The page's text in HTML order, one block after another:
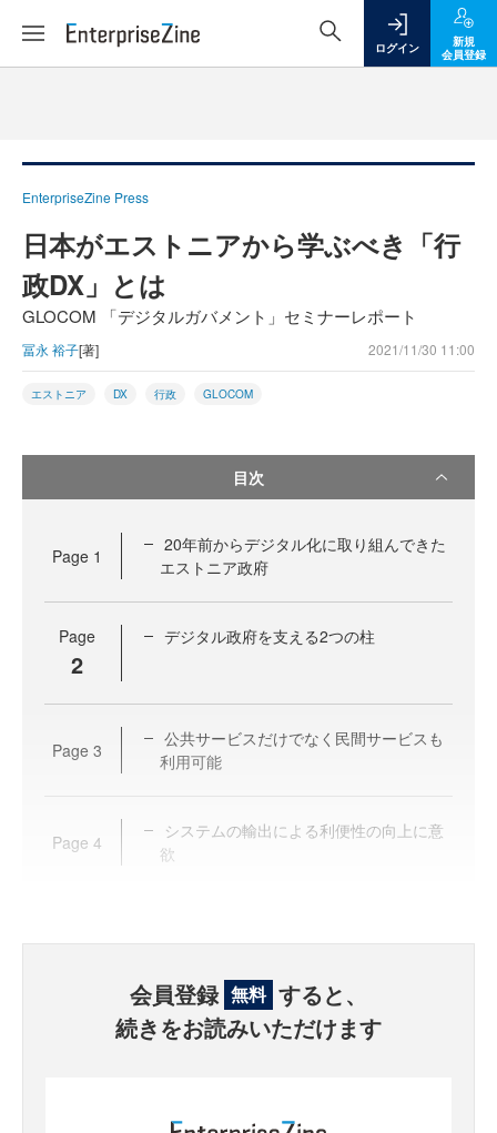
ログイン
新規
会員登録
EnterpriseZine Press
日本がエストニアから学ぶべき「行
政DX」とは
GLOCOM 「デジタルガバメント」セミナーレポート
冨永 裕子[著] 2021/11/30 11:00
エストニア DX 行政 GLOCOM
目次
Page 1
20年前からデジタル化に取り組んできた
エストニア政府
Page
2
デジタル政府を支える2つの柱
Page 3
公共サービスだけでなく民間サービスも
利用可能
Page 4
システムの輸出による利便性の向上に意
欲
会員登録 無料 すると、
続きをお読みいただけます